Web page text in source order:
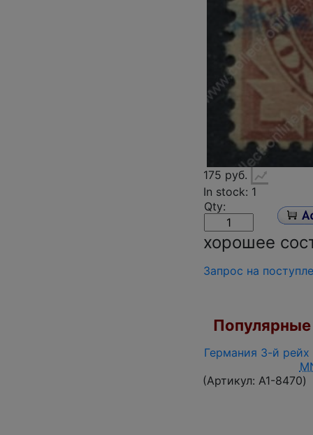
175 руб.
In stock: 1
Qty:
хорошее
Запрос на
Германия 3-й рейх
(Артикул: A1-8470)